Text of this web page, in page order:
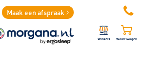
Maak een afspraak
Winkels Winkelwagen